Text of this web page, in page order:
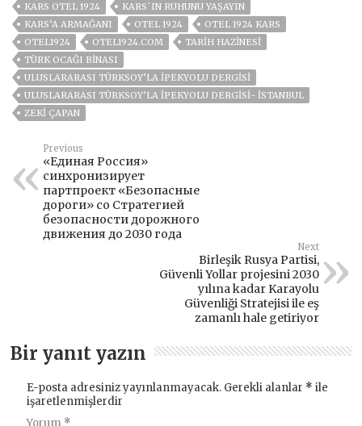
KARS OTEL 1924
KARS`IN RUHUNU YAŞAYIN
KARS’A ARMAĞANI
OTEL 1924
OTEL 1924 KARS
OTEL1924
OTEL1924.COM
TARIH HAZINESI
TÜRK OCAĞI BINASI
ULUSLARARASI TÜRKSOY’LA İPEKYOLU DERGISI
ULUSLARARASI TÜRKSOY’LA İPEKYOLU DERGISI- İSTANBUL
ZEKI ÇAPAN
Previous
«Единая Россия»
синхронизирует
партпроект «Безопасные
дороги» со Стратегией
безопасности дорожного
движения до 2030 года
Next
Birleşik Rusya Partisi,
Güvenli Yollar projesini 2030
yılına kadar Karayolu
Güvenliği Stratejisi ile eş
zamanlı hale getiriyor
Bir yanıt yazın
E-posta adresiniz yayınlanmayacak. Gerekli alanlar * ile
işaretlenmişlerdir